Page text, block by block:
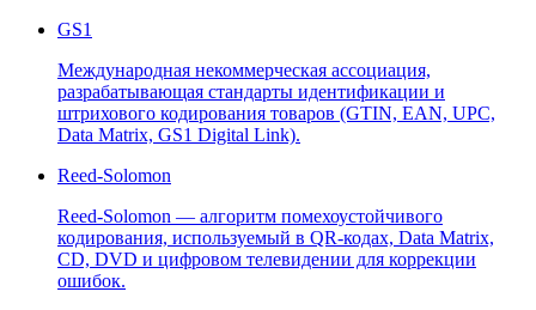
GS1
Международная некоммерческая ассоциация,
разрабатывающая стандарты идентификации и
штрихового кодирования товаров (GTIN, EAN, UPC,
Data Matrix, GS1 Digital Link).
Reed-Solomon
Reed-Solomon — алгоритм помехоустойчивого
кодирования, используемый в QR-кодах, Data Matrix,
CD, DVD и цифровом телевидении для коррекции
ошибок.